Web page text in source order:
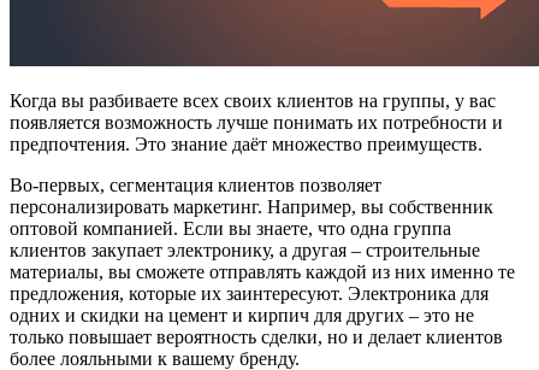
Когда вы разбиваете всех своих клиентов на группы, у вас
появляется возможность лучше понимать их потребности и
предпочтения. Это знание даёт множество преимуществ.
Во-первых, сегментация клиентов позволяет
персонализировать маркетинг. Например, вы собственник
оптовой компанией. Если вы знаете, что одна группа
клиентов закупает электронику, а другая – строительные
материалы, вы сможете отправлять каждой из них именно те
предложения, которые их заинтересуют. Электроника для
одних и скидки на цемент и кирпич для других – это не
только повышает вероятность сделки, но и делает клиентов
более лояльными к вашему бренду.